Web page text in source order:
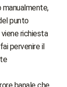
punto
richiesta
pervenire il